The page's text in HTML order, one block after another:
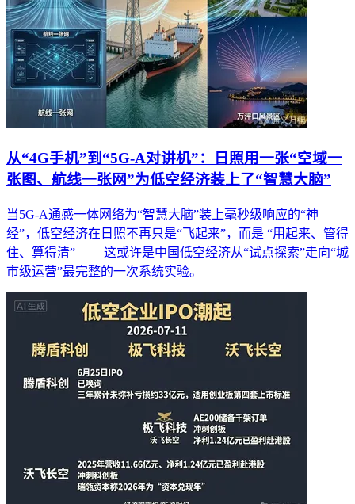
从“4G手机”到“5G-A对讲机”：日照用一张“空域一
张图、航线一张网”为低空经济装上了“智慧大脑”
当5G-A通感一体网络为“智慧大脑”装上毫秒级响应的“神
经”，低空经济在日照不再只是“飞起来”，而是 “用起来、管得
住、算得清” ——这或许是中国低空经济从“试点探索”走向“城
市级运营”最完整的一次系统实验。